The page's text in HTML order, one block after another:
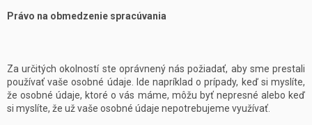
Právo na obmedzenie spracúvania
Za určitých okolností ste oprávnený nás požiadať, aby sme prestali
používať vaše osobné údaje. Ide napríklad o prípady, keď si myslíte,
že osobné údaje, ktoré o vás máme, môžu byť nepresné alebo keď
si myslíte, že už vaše osobné údaje nepotrebujeme využívať.